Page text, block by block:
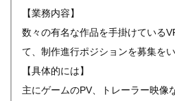
【業務内容】
数々の有名な作品を手掛けている
て、制作進行ポジションを募集をい
【具体的には】
主にゲームのPV、トレーラー映像